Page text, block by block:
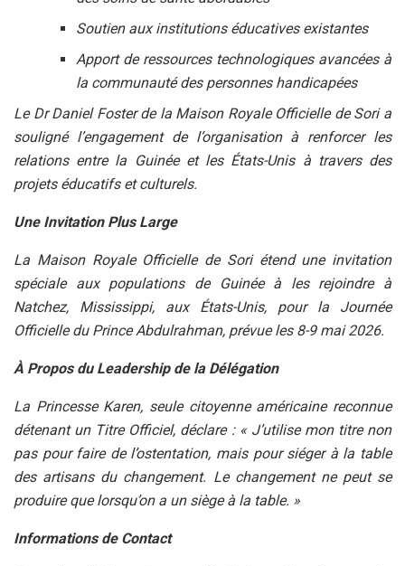
Soutien aux institutions éducatives existantes
Apport de ressources technologiques avancées à
la communauté des personnes handicapées
Le Dr Daniel Foster de la Maison Royale Officielle de Sori a
souligné l’engagement de l’organisation à renforcer les
relations entre la Guinée et les États-Unis à travers des
projets éducatifs et culturels.
Une Invitation Plus Large
La Maison Royale Officielle de Sori étend une invitation
spéciale aux populations de Guinée à les rejoindre à
Natchez, Mississippi, aux États-Unis, pour la Journée
Officielle du Prince Abdulrahman, prévue les 8-9 mai 2026.
À Propos du Leadership de la Délégation
La Princesse Karen, seule citoyenne américaine reconnue
détenant un Titre Officiel, déclare : « J’utilise mon titre non
pas pour faire de l’ostentation, mais pour siéger à la table
des artisans du changement. Le changement ne peut se
produire que lorsqu’on a un siège à la table. »
Informations de Contact